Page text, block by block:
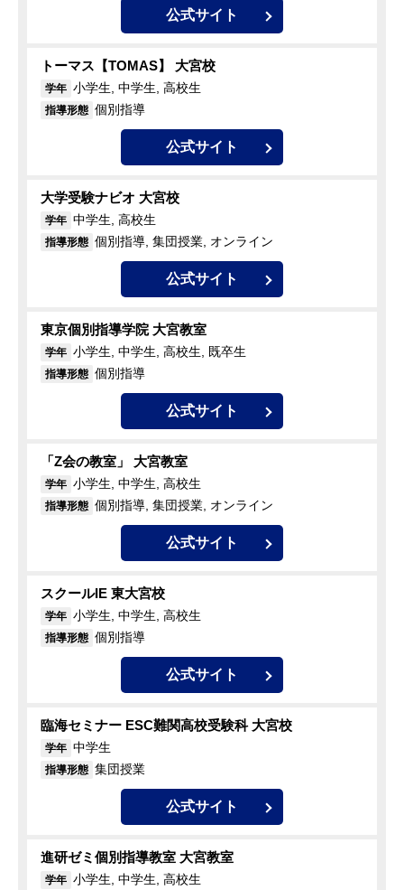
公式サイト
トーマス【TOMAS】 大宮校
学年 小学生, 中学生, 高校生
指導形態 個別指導
公式サイト
大学受験ナビオ 大宮校
学年 中学生, 高校生
指導形態 個別指導, 集団授業, オンライン
公式サイト
東京個別指導学院 大宮教室
学年 小学生, 中学生, 高校生, 既卒生
指導形態 個別指導
公式サイト
「Z会の教室」 大宮教室
学年 小学生, 中学生, 高校生
指導形態 個別指導, 集団授業, オンライン
公式サイト
スクールIE 東大宮校
学年 小学生, 中学生, 高校生
指導形態 個別指導
公式サイト
臨海セミナー ESC難関高校受験科 大宮校
学年 中学生
指導形態 集団授業
公式サイト
進研ゼミ個別指導教室 大宮教室
学年 小学生, 中学生, 高校生